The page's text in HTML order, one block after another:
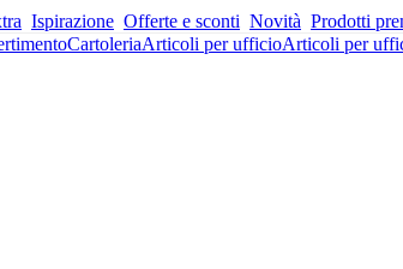
Ispirazione Offerte e sconti Novità Prodotti
CartoleriaArticoli per ufficioArticoli per